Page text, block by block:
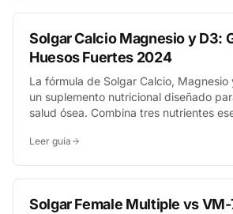
Solgar Calcio Magnesio y D3:
Huesos Fuertes 2024
La fórmula de Solgar Calcio, Magnesio
un suplemento nutricional diseñado
salud ósea. Combina tres nutrientes
fortalecer la estructura de huesos y
Leer guía
Solgar Female Multiple vs